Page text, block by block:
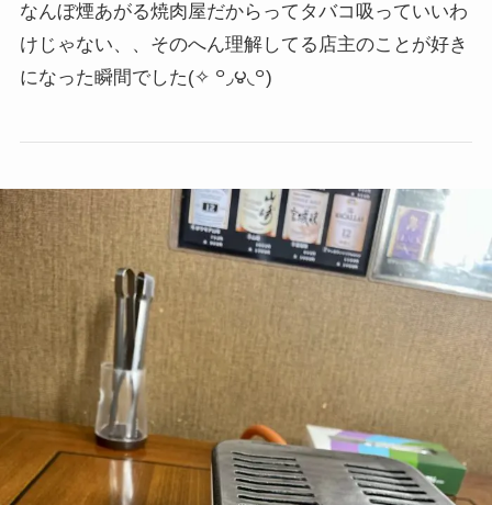
なんぼ煙あがる焼肉屋だからってタバコ吸っていいわ
けじゃない、、そのへん理解してる店主のことが好き
になった瞬間でした(✧ ꒪◞౪◟꒪)